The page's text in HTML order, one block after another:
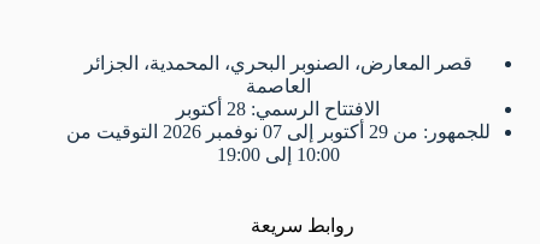
قصر المعارض، الصنوبر البحري، المحمدية، الجزائر
العاصمة
الافتتاح الرسمي: 28 أكتوبر
للجمهور: من 29 أكتوبر إلى 07 نوفمبر 2026 التوقيت من
10:00 إلى 19:00
روابط سريعة